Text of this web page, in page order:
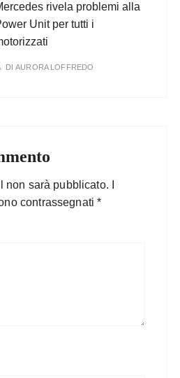
rivela problemi alla
Unit per tutti i
DIAURORA LOFFREDO
non sarà pubblicato.
contrassegnati*